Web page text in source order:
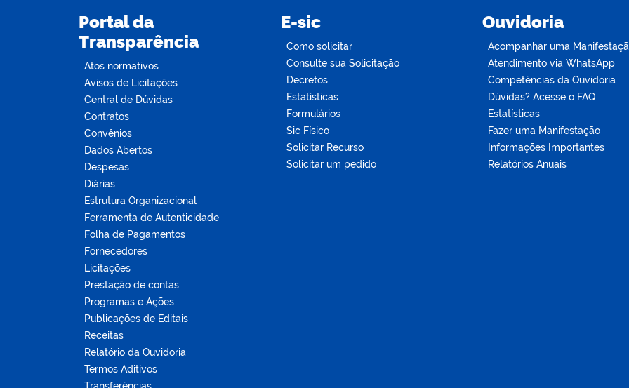
Portal da
Transparência
Atos normativos
Avisos de Licitações
Central de Dúvidas
Contratos
Convênios
Dados Abertos
Despesas
Diárias
Estrutura Organizacional
Ferramenta de Autenticidade
Folha de Pagamentos
Fornecedores
Licitações
Prestação de contas
Programas e Ações
Publicações de Editais
Receitas
Relatório da Ouvidoria
Termos Aditivos
E-sic
Como solicitar
Consulte sua Solicitação
Decretos
Estatísticas
Formulários
Sic Físico
Solicitar Recurso
Solicitar um pedido
Ouvidoria
Acompanhar uma
Atendimento via WhatsApp
Competências da Ouvidoria
Dúvidas? Acesse o FAQ
Estatísticas
Fazer uma Manifestação
Informações Importantes
Relatórios Anuais